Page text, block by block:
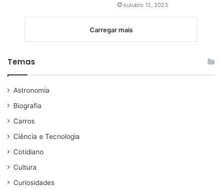
outubro 12, 2023
Carregar mais
Temas
Astronomia
Biografia
Carros
Ciência e Tecnologia
Cotidiano
Cultura
Curiosidades